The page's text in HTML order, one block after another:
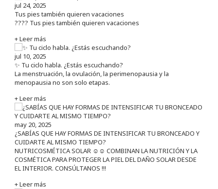
jul 24, 2025
Tus pies también quieren vacaciones
???? Tus pies también quieren vacaciones
+ Leer más
jul 10, 2025
✨ Tu ciclo habla. ¿Estás escuchando?
La menstruación, la ovulación, la perimenopausia y la
menopausia no son solo etapas.
+ Leer más
may 20, 2025
¿SABÍAS QUE HAY FORMAS DE INTENSIFICAR TU BRONCEADO Y
CUIDARTE AL MISMO TIEMPO?
NUTRICOSMÉTICA SOLAR ☺️☺️ COMBINAN LA NUTRICIÓN Y LA
COSMÉTICA PARA PROTEGER LA PIEL DEL DAÑO SOLAR DESDE
EL INTERIOR. CONSÚLTANOS !!!
+ Leer más